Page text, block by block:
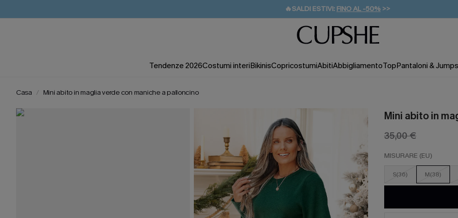
🔥SALDI ESTIVI: FINO AL -50% >>
🚚SPEDIZIONE GRATUITA DA 49€
💌REGALO PER I NUOVI: 20% DI SCONTO*
Tendenze 2026Costumi interiBikinisCopricostumiAbitiAbbigliamentoTopPantaloni &
Casa Mini abito in maglia verde con maniche a palloncino
Mini abito in
35,00 €
MISURARE (EU)
S(36) M(38)